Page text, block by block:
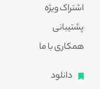
اشتراک ویژه
پشتیبانی
همکاری با ما
دانلود